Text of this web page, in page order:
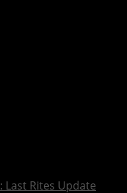
: Last Rites Update